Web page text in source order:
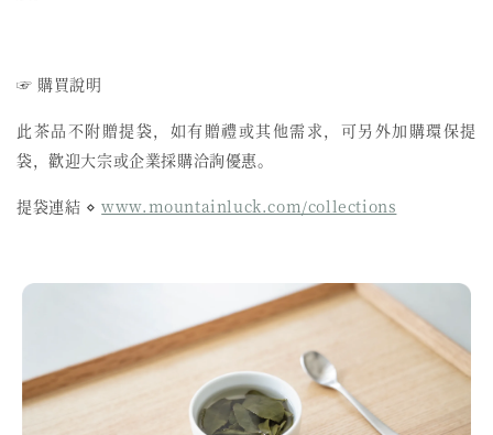
☞ 購買說明
此茶品不附贈提袋，如有贈禮或其他需求，可另外加購環保提
袋，歡迎大宗或企業採購洽詢優惠。
提袋連結 ⋄www.mountainluck.com/collections